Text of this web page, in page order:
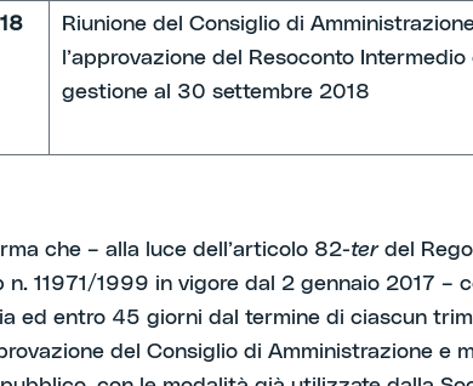
Riunione del Consiglio di
l’approvazione del Resoconto Intermedio
gestione al 30 settembre 2018
che – alla luce dell’articolo 82-terdel
n. 11971/1999 in vigore dal 2 gennaio 2017 –
ed entro 45 giorni dal termine di ciascun
del Consiglio di Amministrazione e